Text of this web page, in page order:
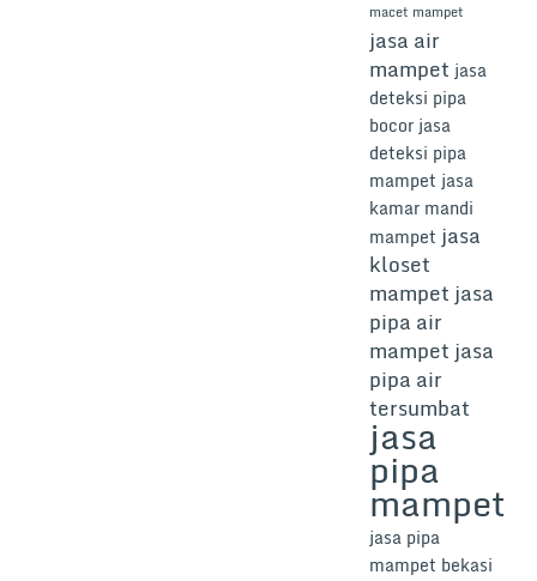
macet mampet
jasa air
mampet jasa
deteksi pipa
bocor jasa
deteksi pipa
mampet jasa
kamar mandi
mampet jasa
kloset
mampet jasa
pipa air
mampet jasa
pipa air
tersumbat
jasa
pipa
mampet
jasa pipa
mampet bekasi